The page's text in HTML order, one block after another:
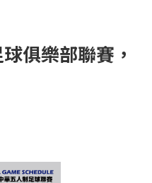
俱樂部聯賽，